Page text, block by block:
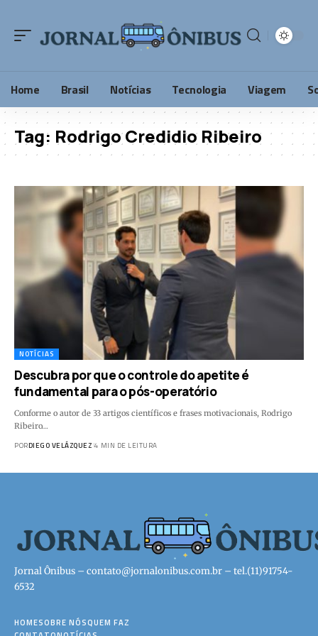
Home Brasil Notícias Tecnologia Viagem
Tag: Rodrigo Credidio Ribeiro
NOTÍCIAS
Descubra por que o controle do apetite é
fundamental para o pós-operatório
Conforme o autor de 33 artigos científicos e frases motivacionais, Rodrigo
Ribeiro…
PORDIEGO VELÁZQUEZ 4 MIN DE LEITURA
Jornal Ônibus – contato@jornalonibus.com.br – tel.(11)91754-
6532
HOMESOBRE NÓSQUEM FAZ